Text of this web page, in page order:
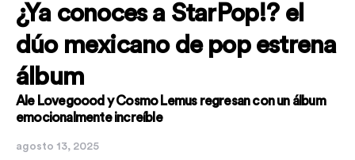
¿Ya conoces a StarPop!? el
dúo mexicano de pop estrena
álbum
Ale Lovegoood y Cosmo Lemus regresan con un álbum
emocionalmente increíble
agosto 13, 2025